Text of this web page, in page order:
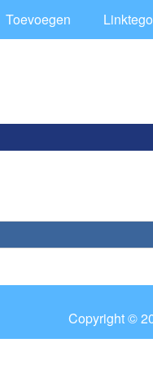
Toevoegen
Copyright ©